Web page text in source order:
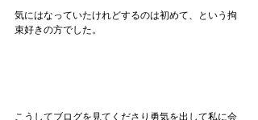
気にはなっていたけれどするのは初めて、という拘
束好きの方でした。
こうしてブログを見てくださり勇気を出して私に会